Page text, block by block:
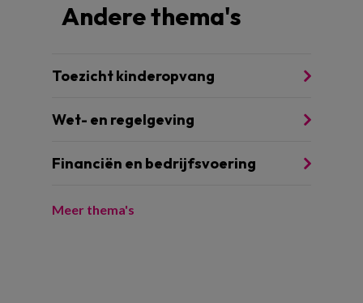
Andere thema's
Toezicht kinderopvang
Wet- en regelgeving
Financiën en bedrijfsvoering
Meer thema's